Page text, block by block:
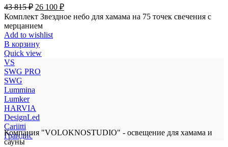
43 815₽ Первоначальная
цена
составляла
43
815 ₽.
26 100 ₽Текущая
цена:
Комплект Звездное небо для хамама на 75 точек свечения с
мерцанием
Add to wishlist
В корзину
Quick view
VS
SWG PRO
SWG
Lummina
Lumker
HARVIA
DesignLed
Cariitti
Грандис
Компания "VOLOKNOSTUDIO" - освещение для хамама и
сауны